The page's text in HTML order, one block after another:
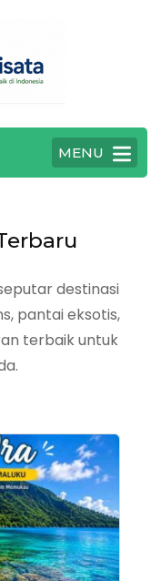
MENU
destinasi
pantai eksotis,
terbaik untuk